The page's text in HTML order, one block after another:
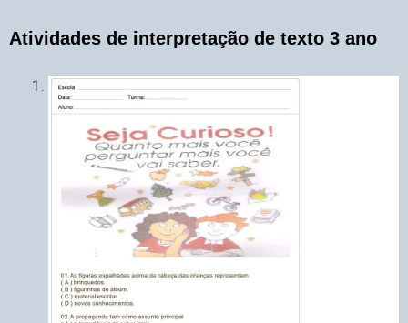
Atividades de interpretação de texto 3 ano